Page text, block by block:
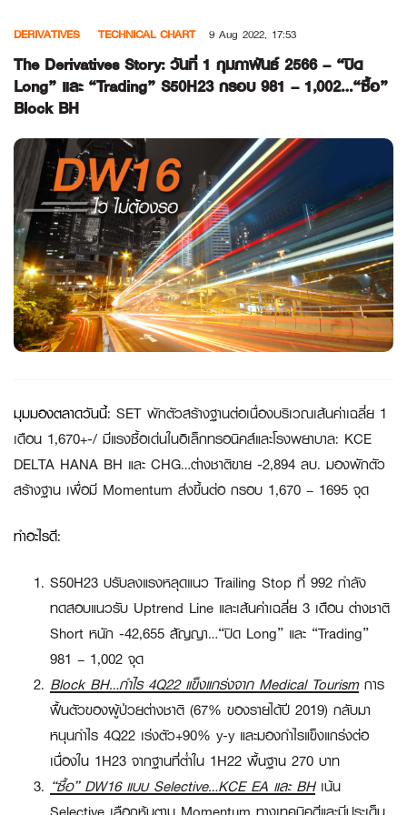
content
DERIVATIVES TECHNICAL CHART 9 Aug 2022, 17:53
The Derivatives Story: วันที่ 1 กุมภาพันธ์ 2566 – “ปิด
Long” และ “Trading” S50H23 กรอบ 981 – 1,002…“ซื้อ”
Block BH
มุมมองตลาดวันนี้: SET พักตัวสร้างฐานต่อเนื่องบริเวณเส้นค่าเฉลี่ย 1
เดือน 1,670+-/ มีแรงซื้อเด่นในอิเล็กทรอนิคส์และโรงพยาบาล: KCE
DELTA HANA BH และ CHG…ต่างชาติขาย -2,894 ลบ. มองพักตัว
สร้างฐาน เพื่อมี Momentum ส่งขึ้นต่อ กรอบ 1,670 – 1695 จุด
ทำอะไรดี:
S50H23 ปรับลงแรงหลุดแนว Trailing Stop ที่ 992 กำลัง
ทดสอบแนวรับ Uptrend Line และเส้นค่าเฉลี่ย 3 เดือน ต่างชาติ
Short หนัก -42,655 สัญญา…“ปิด Long” และ “Trading”
981 – 1,002 จุด
Block BH…กำไร 4Q22 แข็งแกร่งจาก Medical Tourism การ
ฟื้นตัวของผู้ป่วยต่างชาติ (67% ของรายได้ปี 2019) กลับมา
หนุนกำไร 4Q22 เร่งตัว+90% y-y และมองกำไรแข็งแกร่งต่อ
เนื่องใน 1H23 จากฐานที่ต่ำใน 1H22 พื้นฐาน 270 บาท
“ซื้อ”DW16 แบบ Selective…KCE EA และ BH เน้น